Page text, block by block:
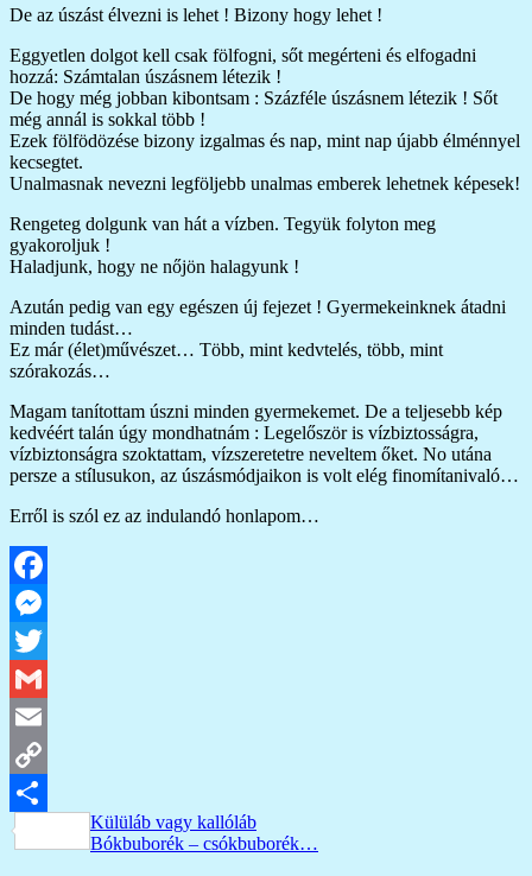
De az úszást élvezni is lehet ! Bizony hogy lehet !
Eggyetlen dolgot kell csak fölfogni, sőt megérteni és elfogadni
hozzá: Számtalan úszásnem létezik !
De hogy még jobban kibontsam : Százféle úszásnem létezik ! Sőt
még annál is sokkal több !
Ezek fölfödözése bizony izgalmas és nap, mint nap újabb élménnyel
kecsegtet.
Unalmasnak nevezni legföljebb unalmas emberek lehetnek képesek!
Rengeteg dolgunk van hát a vízben. Tegyük folyton meg
gyakoroljuk !
Haladjunk, hogy ne nőjön halagyunk !
Azután pedig van egy egészen új fejezet ! Gyermekeinknek átadni
minden tudást…
Ez már (élet)művészet… Több, mint kedvtelés, több, mint
szórakozás…
Magam tanítottam úszni minden gyermekemet. De a teljesebb kép
kedvéért talán úgy mondhatnám : Legelőször is vízbiztosságra,
vízbiztonságra szoktattam, vízszeretetre neveltem őket. No utána
persze a stílusukon, az úszásmódjaikon is volt elég finomítanivaló…
Erről is szól ez az indulandó honlapom…
Facebook
Messenger
Twitter
Gmail
Email
Copy
Link
Ossza
Bejegyzés
navigáció
Previous
Post:
Külüláb vagy kallóláb
Next
Bókbuborék – csókbuborék…